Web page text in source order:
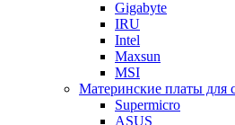
Gigabyte
IRU
Intel
Maxsun
MSI
Материнские платы для
Supermicro
ASUS